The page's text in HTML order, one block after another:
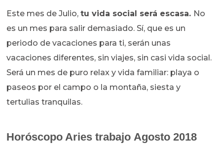
Este mes de Julio,tu vida social será escasa. No
es un mes para salir demasiado. Sí, que es un
periodo de vacaciones para ti, serán unas
vacaciones diferentes, sin viajes, sin casi vida social.
Será un mes de puro relax y vida familiar: playa o
paseos por el campo o la montaña, siesta y
tertulias tranquilas.
Horóscopo Aries trabajo Agosto 2018